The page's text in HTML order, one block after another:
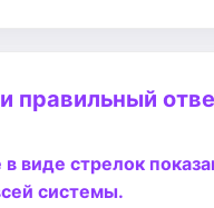
правильный
в виде стрелок
системы.